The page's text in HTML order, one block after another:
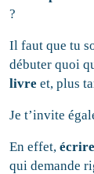
?
Il faut que tu
débuter quoi
livre et, plus
Je t’invite
En effet,
qui demande